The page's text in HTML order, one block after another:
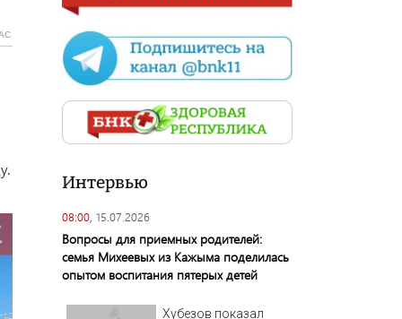
Интервью
08:00, 15.07.2026
Вопросы для приемных родителей:
семья Михеевых из Кажыма поделилась
опытом воспитания пятерых детей
Хубезов показал